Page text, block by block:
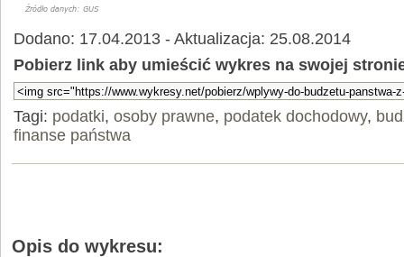
Dodano: 17.04.2013 - Aktualizacja: 25.08.2014
Pobierz link aby umieścić wykres na swojej
Tagi: podatki, osoby prawne, podatek dochodowy,
finanse państwa
Opis do wykresu: